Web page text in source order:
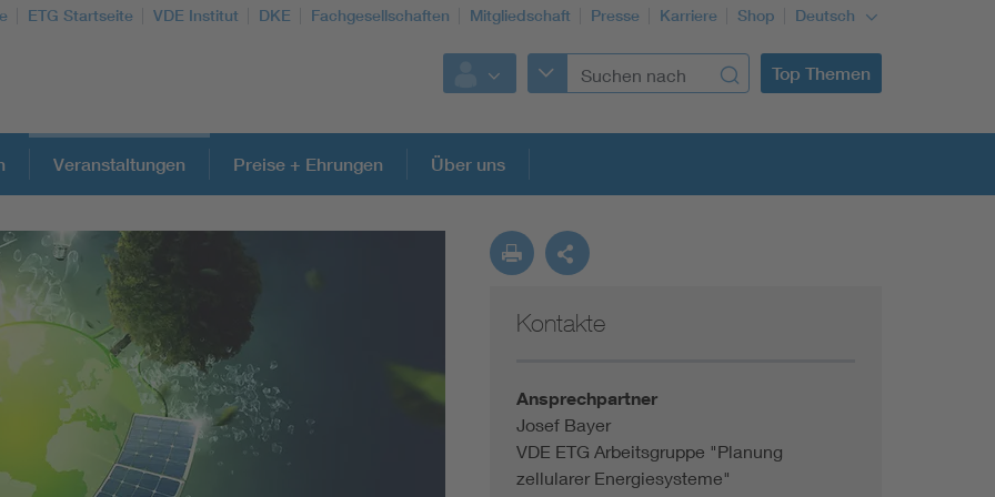
ETG Startseite VDE Institut DKE Fachgesellschaften Mitgliedschaft Presse Karriere Shop Deutsch
Top Themen
Weitere Themen
Energy efficiency
Energy grids
Energy storage
Veranstaltungen Preise + Ehrungen Über uns
Kontakte
Ansprechpartner
Josef Bayer
VDE ETG Arbeitsgruppe "Planung
zellularer Energiesysteme"